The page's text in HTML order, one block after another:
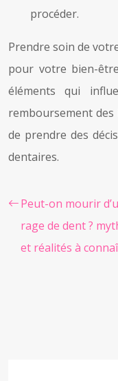
procéder.
Prendre soin de
pour votre bien-
éléments qui
remboursement
de prendre des
dentaires.
Peut-on mourir
rage de dent ?
et réalités à